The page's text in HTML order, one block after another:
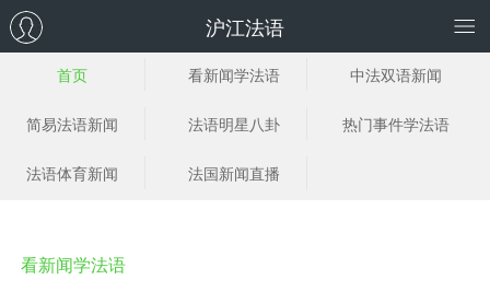
沪江法语
首页 看新闻学法语 中法双语新闻
简易法语新闻 法语明星八卦 热门事件学法语
法语体育新闻 法国新闻直播
看新闻学法语